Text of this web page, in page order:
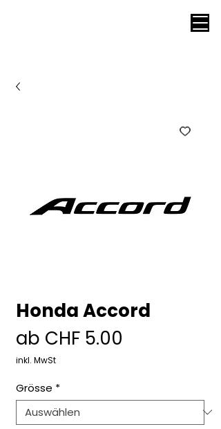
Honda Accord
ab CHF 5.00
inkl. MwSt
Grösse *